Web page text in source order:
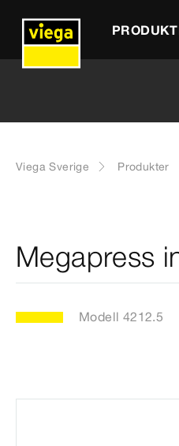
Viega Sverige Produkter
Megapress
Modell 4212.5